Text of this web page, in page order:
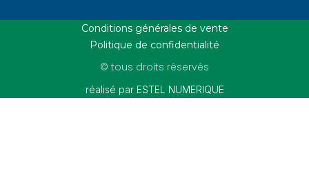
Conditions générales de vente
Politique de confidentialité
© tous droits réservés
réalisé par ESTEL NUMERIQUE